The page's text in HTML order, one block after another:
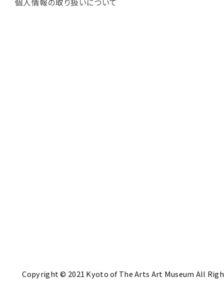
Copyright © 2021 Kyoto of The Arts Art Museum All